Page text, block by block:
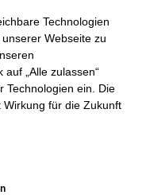
Technologien
Webseite zu
„Alle zulassen“
Technologien ein. Die
Wirkung für die Zukunft